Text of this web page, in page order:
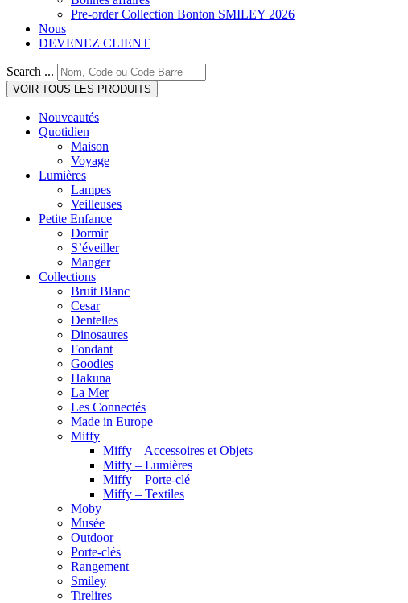
Pre-order Collection Bonton SMILEY 2026
Nous
DEVENEZ CLIENT
Search ...
VOIR TOUS LES PRODUITS
Nouveautés
Quotidien
Maison
Voyage
Lumières
Lampes
Veilleuses
Petite Enfance
Dormir
S’éveiller
Manger
Collections
Bruit Blanc
Cesar
Dentelles
Dinosaures
Fondant
Goodies
Hakuna
La Mer
Les Connectés
Made in Europe
Miffy
Miffy – Accessoires et Objets
Miffy – Lumières
Miffy – Porte-clé
Miffy – Textiles
Moby
Musée
Outdoor
Porte-clés
Rangement
Smiley
Tirelires